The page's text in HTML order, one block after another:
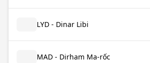
LYD - Dinar Libi
MAD - Dirham Ma-rốc